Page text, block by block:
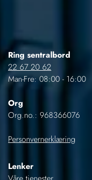
Ring sentralbord
22 67 20 62
Man-Fre: 08:00 - 16:00
Org
Org.no.: 968366076
Personvernerklæring
Lenker